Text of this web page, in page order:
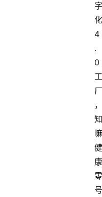
字
化
4
.
0
工
厂
，
知
嘛
健
康
零
号